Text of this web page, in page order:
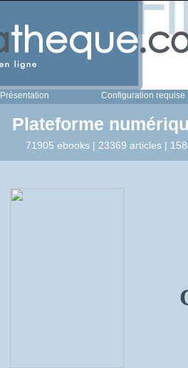
Présentation Configuration requise
Plateforme
71905 ebooks | 23369 articles |